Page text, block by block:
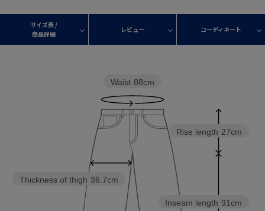
サイズ表 /
商品詳細
レビュー コーディネート
Inseam length 91cm
Rise length 27cm
Thickness of thigh 36.7cm
Waist 88cm